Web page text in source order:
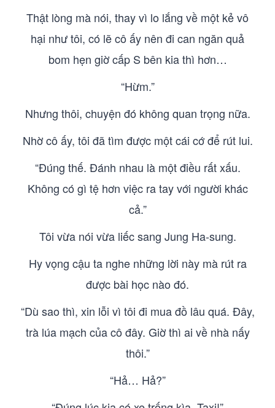
Thật lòng mà nói, thay vì lo lắng về một kẻ vô
hại như tôi, có lẽ cô ấy nên đi can ngăn quả
bom hẹn giờ cấp S bên kia thì hơn…
“Hừm.”
Nhưng thôi, chuyện đó không quan trọng nữa.
Nhờ cô ấy, tôi đã tìm được một cái cớ để rút lui.
“Đúng thế. Đánh nhau là một điều rất xấu.
Không có gì tệ hơn việc ra tay với người khác
cả.”
Tôi vừa nói vừa liếc sang Jung Ha-sung.
Hy vọng cậu ta nghe những lời này mà rút ra
được bài học nào đó.
“Dù sao thì, xin lỗi vì tôi đi mua đồ lâu quá. Đây,
trà lúa mạch của cô đây. Giờ thì ai về nhà nấy
thôi.”
“Hả… Hả?”